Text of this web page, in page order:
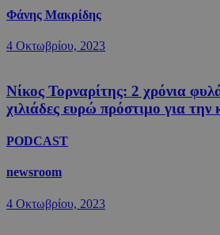
Φάνης Μακρίδης
4 Οκτωβρίου, 2023
Νίκος Τορναρίτης: 2 χρόνια
χιλιάδες ευρώ πρόστιμο για την
PODCAST
newsroom
4 Οκτωβρίου, 2023